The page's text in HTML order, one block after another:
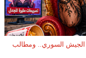
الجيش السوري.. ومطالب